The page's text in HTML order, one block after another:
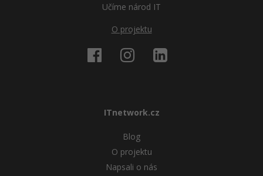
Učíme národ IT
O projektu
ITnetwork.cz
Blog
O projektu
Napsali o nás